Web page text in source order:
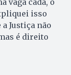
vaga cada, o
isso
Justiça não
é direito